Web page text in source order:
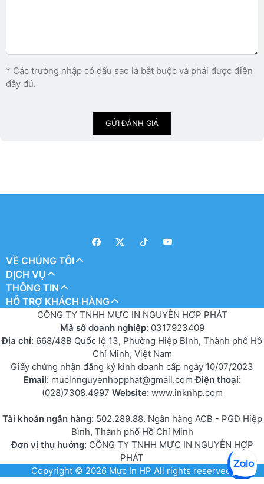
* Các trường nhập có dấu sao là bắt buộc và phải được điền
đầy đủ.
GỬI ĐÁNH GIÁ
VỀ CHÚNG TÔI
DỊCH VỤ
THÔNG TIN
HỖ TRỢ KHÁCH HÀNG
CÔNG TY TNHH MỰC IN NGUYỄN HỢP PHÁT
Mã số doanh nghiệp: 0317923409
Địa chỉ: 668/48B Quốc lộ 13, Phường Hiệp Bình, Thành phố Hồ
Chí Minh, Việt Nam
Giấy chứng nhận đăng ký kinh doanh cấp ngày 10/07/2023
Email: mucinnguyenhopphat@gmail.comĐiện thoại:
(028)7308.4997 Website: www.inknhp.com
Tài khoản ngân hàng: 502.289.88. Ngân hàng ACB - PGD Hiệp
Bình, Thành phố Hồ Chí Minh
Đơn vị thụ hưởng:CÔNG TY TNHH MỰC IN NGUYỄN HỢP
PHÁT
Copyright © 2026 Mực In HP All rights reserved.